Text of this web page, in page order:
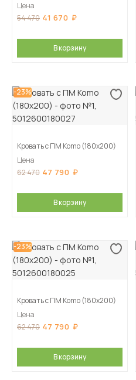
Цена
54 470 41 670
В корзину
-23%
Кровать с ПМ Komo (180х200)
Цена
62 470 47 790
В корзину
-23%
Кровать с ПМ Komo (180х200)
Цена
62 470 47 790
В корзину